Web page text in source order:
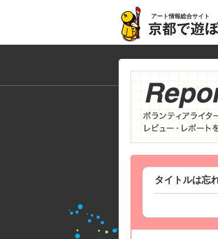
アート情報総合サイト
タイトルは忘